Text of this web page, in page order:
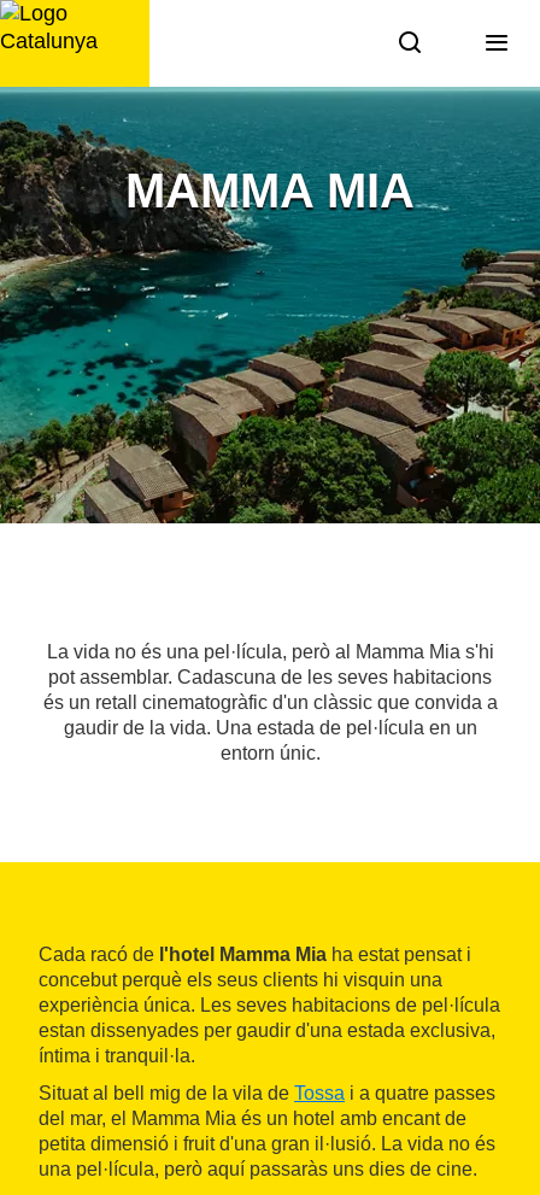
Saltar
al
MAMMA MIA
La vida no és una pel·lícula, però al Mamma Mia s'hi
pot assemblar. Cadascuna de les seves habitacions
és un retall cinematogràfic d'un clàssic que convida a
gaudir de la vida. Una estada de pel·lícula en un
entorn únic.
Cada racó de l'hotel Mamma Mia ha estat pensat i
concebut perquè els seus clients hi visquin una
experiència única. Les seves habitacions de pel·lícula
estan dissenyades per gaudir d'una estada exclusiva,
íntima i tranquil·la.
Situat al bell mig de la vila de Tossa i a quatre passes
del mar, el Mamma Mia és un hotel amb encant de
petita dimensió i fruit d'una gran il·lusió. La vida no és
una pel·lícula, però aquí passaràs uns dies de cine.